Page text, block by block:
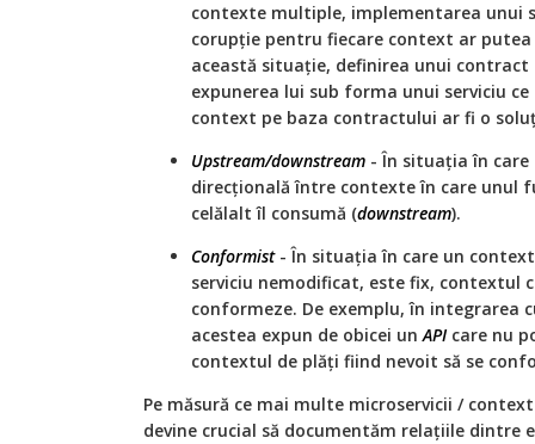
contexte multiple, implementarea
corupție pentru fiecare context ar
această situație, definirea unui
expunerea lui sub forma unui serviciu
context pe baza contractului ar fi o
Upstream/downstream - În situația în care
direcțională între contexte în care unul
celălalt îl consumă (downstream).
Conformist- În situația în care un
serviciu nemodificat, este fix, contextul
conformeze. De exemplu, în integrarea
acestea expun de obicei unAPIcare nu
contextul de plăți fiind nevoit să se
Pe măsură ce mai multe microservicii /
devine crucial să documentăm relațiile dintre